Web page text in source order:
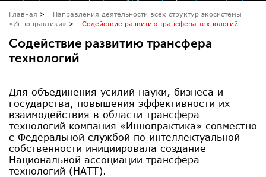
Главная
Направления деятельности всех структур экосистемы
«Иннопрактики»
Содействие развитию трансфера технологий
Содействие развитию трансфера
технологий
Для объединения усилий науки, бизнеса и
государства, повышения эффективности их
взаимодействия в области трансфера
технологий компания «Иннопрактика» совместно
с Федеральной службой по интеллектуальной
собственности инициировала создание
Национальной ассоциации трансфера
технологий (НАТТ).